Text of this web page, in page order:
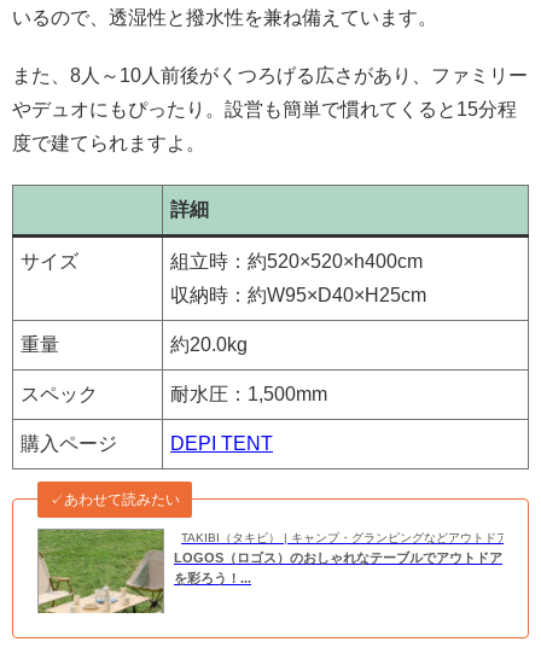
いるので、透湿性と撥水性を兼ね備えています。
また、8人～10人前後がくつろげる広さがあり、ファミリー
やデュオにもぴったり。設営も簡単で慣れてくると15分程
度で建てられますよ。
詳細
サイズ
組立時：約520×520×h400cm
収納時：約W95×D40×H25cm
重量 約20.0kg
スペック 耐水圧：1,500mm
購入ページ DEPI TENT
TAKIBI（タキビ） | キャンプ・グランピングなどアウトドアの総
✓あわせて読みたい
LOGOS（ロゴス）のおしゃれなテーブルでアウトドア
を彩ろう！...